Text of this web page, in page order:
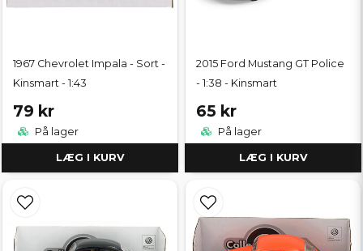
1967 Chevrolet Impala - Sort -
Kinsmart - 1:43
79 kr
På lager
LÆG I KURV
2015 Ford Mustang GT Police
- 1:38 - Kinsmart
65 kr
På lager
LÆG I KURV